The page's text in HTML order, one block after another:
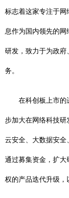
标志着这家专注于
息作为国内领先的
研发，致力于为政
务。
在科创板上市的
步加大在网络科技
云安全、大数据安全
通过募集资金，扩
权的产品迭代升级，